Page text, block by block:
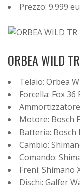
Prezzo: 9.999
ORBEA WILD
Telaio: Orbea
Forcella: Fox
Motore: Bosch
Batteria: Bosch
Cambio:
Comando:
Freni: Shimano
Dischi: Galfer